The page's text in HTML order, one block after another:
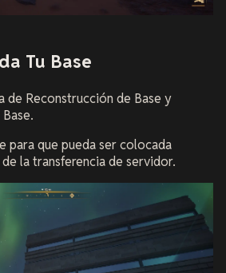
Tu Base
de Reconstrucción de Base y
para que pueda ser colocada
la transferencia de servidor.